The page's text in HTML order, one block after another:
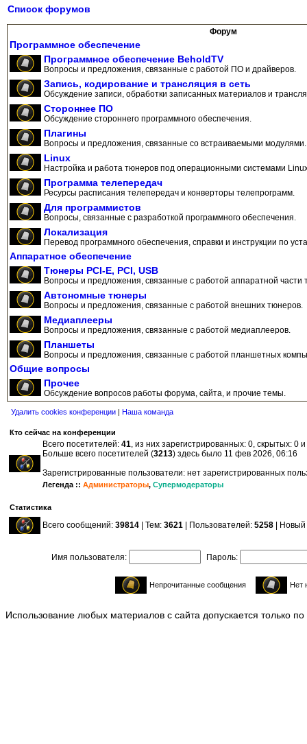
Список форумов
Форум
Программное обеспечение
Программное обеспечение BeholdTV
Вопросы и предложения, связанные с работой ПО и драйверов.
Запись, кодирование и трансляция в сеть
Обсуждение записи, обработки записанных материалов и
Стороннее ПО
Обсуждение стороннего программного обеспечения.
Плагины
Вопросы и предложения, связанные со встраиваемыми модулями.
Linux
Настройка и работа тюнеров под операционными системами
Программа телепередач
Ресурсы расписания телепередач и конверторы телепрограмм.
Для программистов
Вопросы, связанные с разработкой программного обеспечения.
Локализация
Перевод программного обеспечения, справки и инструкции по
Аппаратное обеспечение
Тюнеры PCI-E, PCI, USB
Вопросы и предложения, связанные с работой аппаратной части
Автономные тюнеры
Вопросы и предложения, связанные с работой внешних тюнеров.
Медиаплееры
Вопросы и предложения, связанные с работой медиаплееров.
Планшеты
Вопросы и предложения, связанные с работой планшетных
Общие вопросы
Прочее
Обсуждение вопросов работы форума, сайта, и прочие темы.
Удалить cookies конференции | Наша команда
Кто сейчас на конференции
Всего посетителей: 41, из них зарегистрированных: 0, скрытых: 0
Больше всего посетителей (3213) здесь было 11 фев 2026, 06:16
Зарегистрированные пользователи: нет зарегистрированных
Легенда :: Администраторы, Супермодераторы
Статистика
Всего сообщений: 39814 | Тем: 3621 | Пользователей: 5258 |
Имя пользователя: Пароль:
Непрочитанные сообщения Нет
Использование любых материалов с сайта допускается только